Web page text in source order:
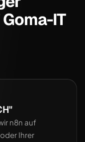
IT
n8n auf
Ihrer